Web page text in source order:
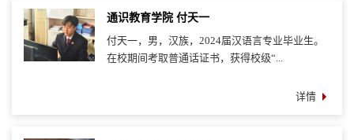
通识教育学院 付天一
付天一，男，汉族，2024届汉语言专业毕业生。
在校期间考取普通话证书，获得校级“...
详情